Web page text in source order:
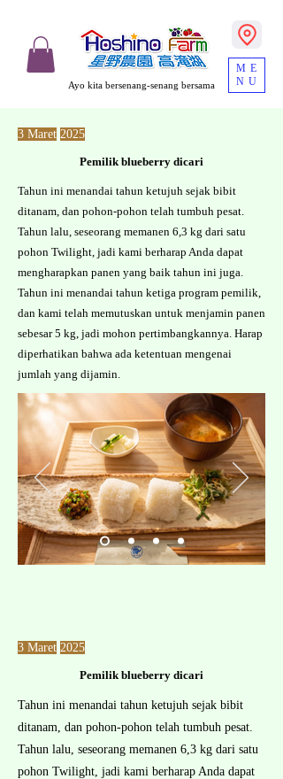
Ayo kita bersenang-senang bersama
ME
NU
3 Maret 2025
Pemilik blueberry dicari
Tahun ini menandai tahun ketujuh sejak bibit
ditanam, dan pohon-pohon telah tumbuh pesat.
Tahun lalu, seseorang memanen 6,3 kg dari satu
pohon Twilight, jadi kami berharap Anda dapat
mengharapkan panen yang baik tahun ini juga.
Tahun ini menandai tahun ketiga program pemilik,
dan kami telah memutuskan untuk menjamin panen
sebesar 5 kg, jadi mohon pertimbangkannya. Harap
diperhatikan bahwa ada ketentuan mengenai
jumlah yang dijamin.
ご予約はこちらから
3 Maret 2025
Pemilik blueberry dicari
Tahun ini menandai tahun ketujuh sejak bibit
ditanam, dan pohon-pohon telah tumbuh pesat.
Tahun lalu, seseorang memanen 6,3 kg dari satu
pohon Twilight, jadi kami berharap Anda dapat